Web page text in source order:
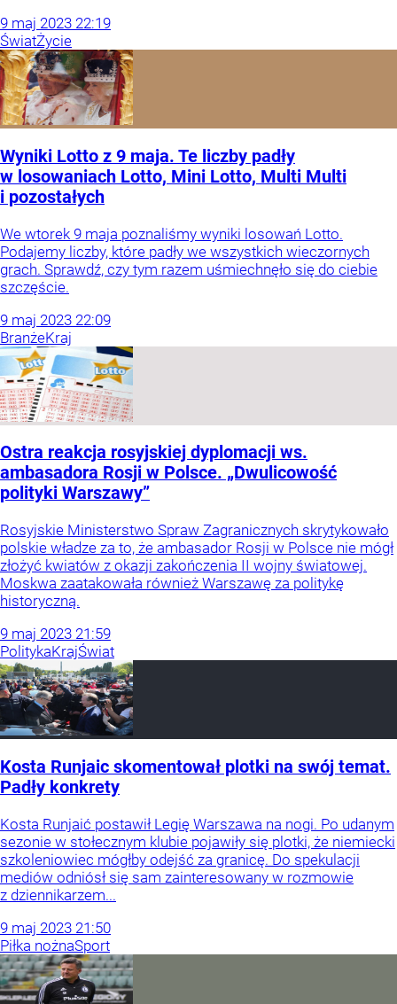
9 maj 2023 22:19
ŚwiatŻycie
Wyniki Lotto z 9 maja. Te liczby padły
w losowaniach Lotto, Mini Lotto, Multi Multi
i pozostałych
We wtorek 9 maja poznaliśmy wyniki losowań Lotto.
Podajemy liczby, które padły we wszystkich wieczornych
grach. Sprawdź, czy tym razem uśmiechnęło się do ciebie
szczęście.
9 maj 2023 22:09
BranżeKraj
Ostra reakcja rosyjskiej dyplomacji ws.
ambasadora Rosji w Polsce. „Dwulicowość
polityki Warszawy”
Rosyjskie Ministerstwo Spraw Zagranicznych skrytykowało
polskie władze za to, że ambasador Rosji w Polsce nie mógł
złożyć kwiatów z okazji zakończenia II wojny światowej.
Moskwa zaatakowała również Warszawę za politykę
historyczną.
9 maj 2023 21:59
PolitykaKrajŚwiat
Kosta Runjaic skomentował plotki na swój temat.
Padły konkrety
Kosta Runjaić postawił Legię Warszawa na nogi. Po udanym
sezonie w stołecznym klubie pojawiły się plotki, że niemiecki
szkoleniowiec mógłby odejść za granicę. Do spekulacji
mediów odniósł się sam zainteresowany w rozmowie
z dziennikarzem...
9 maj 2023 21:50
Piłka nożnaSport